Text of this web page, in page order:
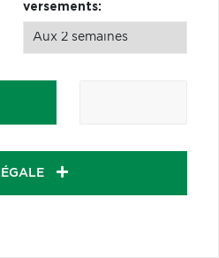
versements: